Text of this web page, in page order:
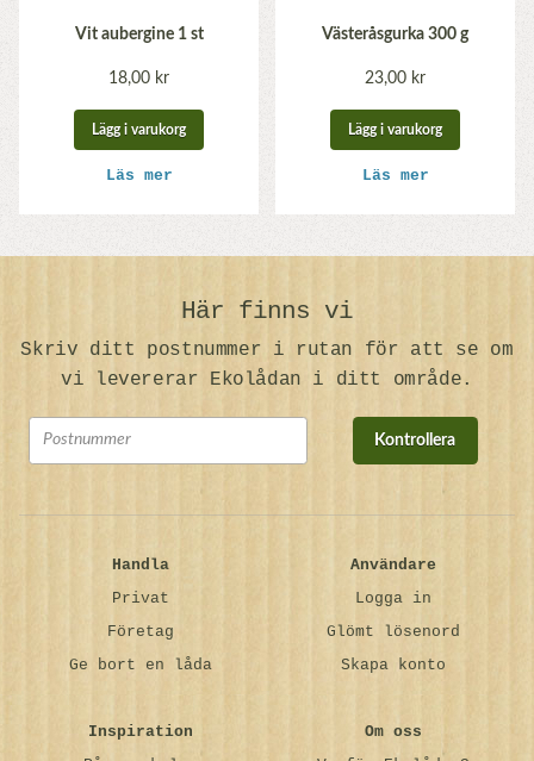
Vit aubergine 1 st
18,00 kr
Lägg i varukorg
Läs mer
Västeråsgurka 300 g
23,00 kr
Lägg i varukorg
Läs mer
Här finns vi
Skriv ditt postnummer i rutan för att se om
vi levererar Ekolådan i ditt område.
Kontrollera
Handla
Privat
Företag
Ge bort en låda
Användare
Logga in
Glömt lösenord
Skapa konto
Inspiration
Om oss